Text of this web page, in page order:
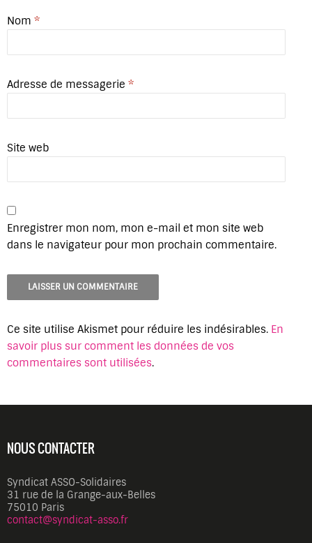
Nom *
Adresse de messagerie *
Site web
Enregistrer mon nom, mon e-mail et mon site web
dans le navigateur pour mon prochain commentaire.
Ce site utilise Akismet pour réduire les indésirables. En
savoir plus sur comment les données de vos
commentaires sont utilisées.
NOUS CONTACTER
Syndicat ASSO-Solidaires
31 rue de la Grange-aux-Belles
75010 Paris
contact@syndicat-asso.fr